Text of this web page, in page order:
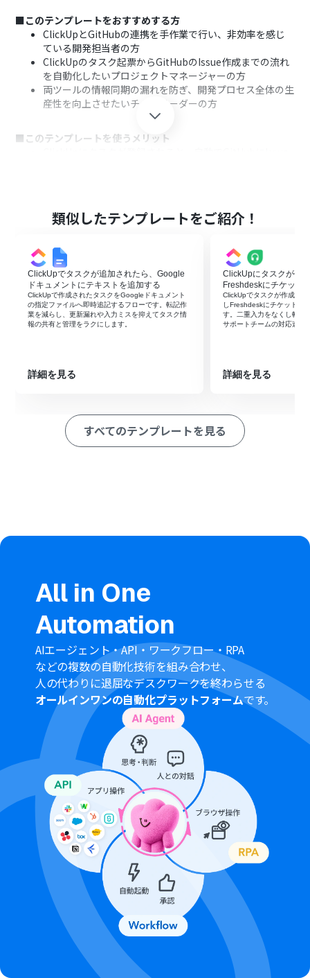
■このテンプレートをおすすめする方
ClickUpとGitHubの連携を手作業で行い、非効率を感じ
ている開発担当者の方
ClickUpのタスク起票からGitHubのIssue作成までの流れ
を自動化したいプロジェクトマネージャーの方
両ツールの情報同期の漏れを防ぎ、開発プロセス全体の生
産性を向上させたいチームリーダーの方
■このテンプレートを使うメリット
減に繋がります
■フローボットの流れ
はじめに、ClickUpとGitHubをYoomと連携します
次に、トリガーでClickUpを選択し、「タスクが作成され
たら」というアクションを設定します
次に、オペレーションで分岐機能を設定し、特定の条件
に合致した場合のみ後続の処理に進むように設定します
次に、データ抽出機能や計算機能を用いて、取得した情報
からGitHubのIssue作成に必要な情報を整形します
※「トリガー」：フロー起動のきっかけとなるアクション、「オ
ペレーション」：トリガー起動後、フロー内で処理を行うアク
分岐機能では、ClickUpから取得したタスク情報をもと
ClickUpの「タスクを取得」オペレーションでは、情報を
取得したいタスクのIDを固定値や変数で設定可能です
や抽出したい項目を任意でカスタマイズできます
日時・日付の加算減算では、変換対象の日付や変換後の
形式を任意で設定することが可能です
GitHubでIssueを作成する際に、ClickUpから取得した情
報を変数として利用し、タイトルや本文などの項目を任
意で設定できます
■注意事項
Clickup、GitHubのそれぞれとYoomを連携してくださ
分岐はパーソナルプラン以上のプランでご利用いただけ
る機能（オペレーション）となっております。フリープラ
ンの場合は設定しているフローボットのオペレーション
はエラーとなりますので、ご注意ください。
パーソナルプランなどの有料プランは、2週間の無料トラ
イアルを行うことが可能です。無料トライアル中には制限
対象のアプリや機能（オペレーション）を使用すること
ができます。詳しくは、
料金プラン
のページをご参照くだ
さい。
オペレーション数が5つを越えるフローボットは、パーソ
ナルプラン以上のプランで作成可能です。フリープランの
場合はフローボットが起動しないため、ご注意くださ
類似したテンプレートをご紹介！
ClickUpでタスクが追加されたら、Google
ドキュメントにテキストを追加する
ClickUpで作成されたタスクをGoogleドキュメント
の指定ファイルへ即時追記するフローです。転記作
業を減らし、更新漏れや入力ミスを抑えてタスク情
報の共有と管理をラクにします。
詳細を見る
ClickUpにタスクが作
Freshdeskにチケット
ClickUpでタスクが作成さ
しFreshdeskにチケットを
す。二重入力をなくし転記
サポートチームの対応速度
詳細を見る
すべてのテンプレートを見る
All in One
Automation
AIエージェント・API・ワークフロー・RPA
などの複数の自動化技術を組み合わせ、
人の代わりに退屈なデスクワークを終わらせる
オールインワンの自動化プラットフォームです。